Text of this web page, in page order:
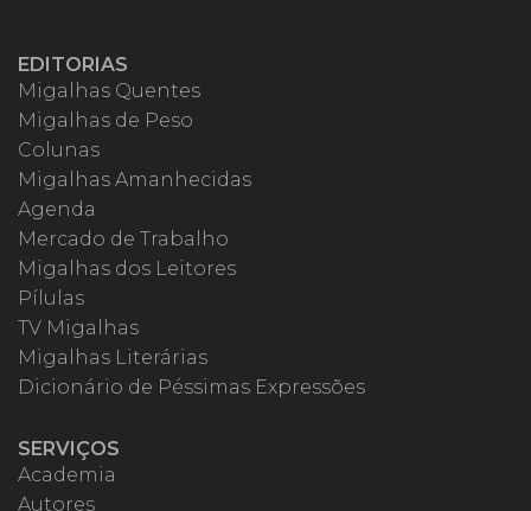
EDITORIAS
Migalhas Quentes
Migalhas de Peso
Colunas
Migalhas Amanhecidas
Agenda
Mercado de Trabalho
Migalhas dos Leitores
Pílulas
TV Migalhas
Migalhas Literárias
Dicionário de Péssimas Expressões
SERVIÇOS
Academia
Autores